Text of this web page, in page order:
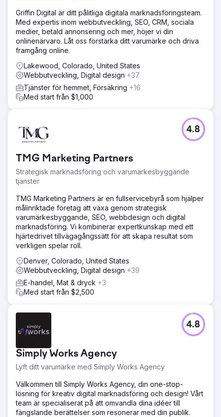
Griffin Digital är ditt pålitliga digitala marknadsföringsteam.
Med expertis inom webbutveckling, SEO, CRM, sociala
medier, betald annonsering och mer, höjer vi din
onlinenärvaro. Låt oss förstärka ditt varumärke och driva
framgång online.
Lakewood, Colorado, United States
Webbutveckling, Digital design +37
Tjänster för hemmet, Försäkring +16
Med start från $1,000
TMG Marketing Partners
Strategisk marknadsföring och varumärkesbyggande
tjänster
4.8
TMG Marketing Partners är en fullservicebyrå som hjälper
målinriktade företag att växa genom strategisk
varumärkesbyggande, SEO, webbdesign och digital
marknadsföring. Vi kombinerar expertkunskap med ett
hjärtedrivet tillvägagångssätt för att skapa resultat som
verkligen spelar roll.
Denver, Colorado, United States
Webbutveckling, Digital design +39
E-handel, Mat & dryck +3
Med start från $2,500
Simply Works Agency
Lyft ditt varumärke med Simply Works Agency
4.8
Välkommen till Simply Works Agency, din one-stop-
lösning för kreativ digital marknadsföring och design! Vårt
team är specialiserat på att omvandla dina idéer till
fängslande berättelser som resonerar med din publik.